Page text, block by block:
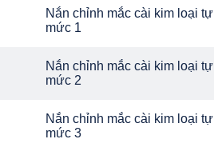
Nắn chỉnh mắc cài kim loại
mức 1
Nắn chỉnh mắc cài kim loại
mức 2
Nắn chỉnh mắc cài kim loại
mức 3